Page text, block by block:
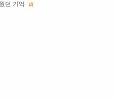
던 기억 (2)